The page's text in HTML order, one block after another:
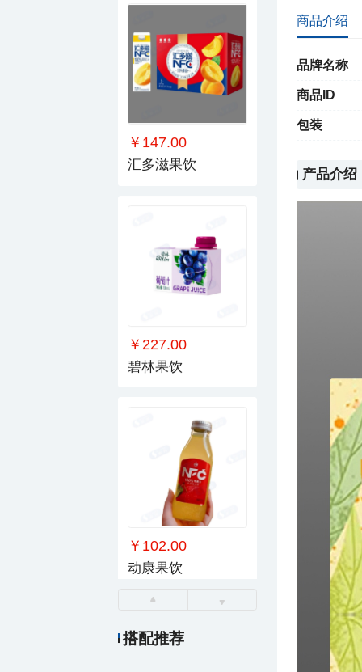
￥147.00
汇多滋果饮
￥227.00
碧林果饮
￥102.00
动康果饮
搭配推荐
商品介绍
品牌名称
商品ID
包装
产品介绍